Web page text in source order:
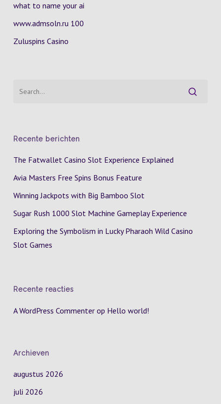
what to name your ai
www.admsoln.ru 100
Zuluspins Casino
Recente berichten
The Fatwallet Casino Slot Experience Explained
Avia Masters Free Spins Bonus Feature
Winning Jackpots with Big Bamboo Slot
Sugar Rush 1000 Slot Machine Gameplay Experience
Exploring the Symbolism in Lucky Pharaoh Wild Casino
Slot Games
Recente reacties
A WordPress Commenterop Hello world!
Archieven
augustus 2026
juli 2026